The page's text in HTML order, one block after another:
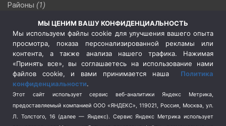
Районы (1)
(510)
Сельское хозяйство (3)
Социальная политика
(3)
Спецоперация в Украине
Спецоперация на Украине
(404)
Спорт (740)
Терроризм (1)
МЫ ЦЕНИМ ВАШУ КОНФИДЕНЦИАЛЬНОСТЬ
Мы используем файлы cookie для улучшения вашего опыта
просмотра, показа персонализированной рекламы или
контента, а также анализа нашего трафика. Нажимая
«Принять все», вы соглашаетесь на использование нами
файлов cookie, и вами принимается наша Политика
конфиденциальности.
Этот сайт использует сервис веб-аналитики Яндекс Метрика,
предоставляемый компанией ООО «ЯНДЕКС», 119021, Россия, Москва, ул.
Л. Толстого, 16 (далее — Яндекс). Сервис Яндекс Метрика использует